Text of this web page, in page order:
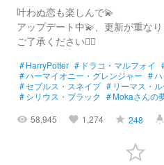
叶わぬ恋も楽しんで💫
アップデート中💫、更新が重な
ご了承ください🙇‍♀️
#HarryPotter # ドラコ・マルフォイ
#ハーマイオニー・グレンジャー #
#セブルス・スネイプ # リーマス・
#シリウス・ブラック #Mokaさんの
visibility 58,945 favorite 1,274 grade 248 highlight